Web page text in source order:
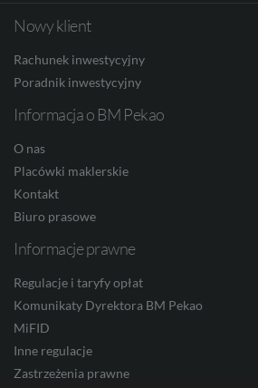
Facebook
Nowy klient
Rachunek inwestycyjny
Poradnik inwestycyjny
Informacja o BM Pekao
O nas
Placówki maklerskie
Kontakt
Biuro prasowe
Informacje prawne
Regulacje i taryfy opłat
Komunikaty Dyrektora BM Pekao
MiFID
Inne regulacje
Zastrzeżenia prawne